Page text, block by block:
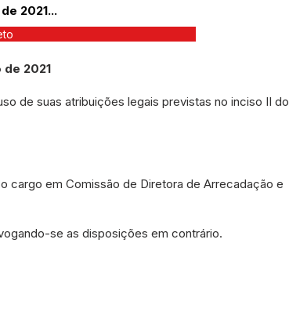
2021...
de 2021
de suas atribuições legais previstas no inciso II do
cargo em Comissão de Diretora de Arrecadação e
se as disposições em contrário.